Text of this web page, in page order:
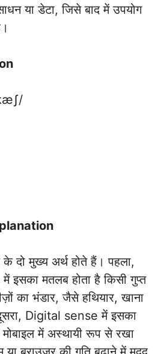
या डेटा, जिसे बाद में उपयोग
दो मुख्य अर्थ होते हैं। पहला,
इसका मतलब होता है किसी गुप्त
का भंडार, जैसे हथियार, खाना
Digital sense में इसका
में अस्थायी रूप से रखा